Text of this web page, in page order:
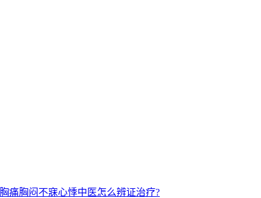
痛胸闷不寐心悸中医怎么辨证治疗?